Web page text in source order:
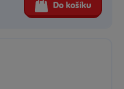
Do košíku